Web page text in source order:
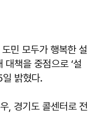
민 모두가 행복한 설
책을 중점으로 ‘설
일 밝혔다.
, 경기도 콜센터로 전